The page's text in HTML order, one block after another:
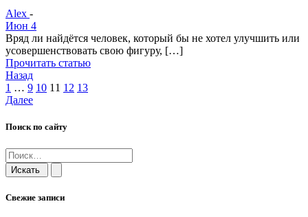
Alex -
Июн 4
Вряд ли найдётся человек, который бы не хотел улучшить или
усовершенствовать свою фигуру, […]
Прочитать статью
Навигация
по
Назад
Навигация
по
записям
Страница
1 … Страница
9 Страница
10 Страница
11 Страница
12 Страница
13
Навигация
по
Далее
Поиск по сайту
Свежие записи